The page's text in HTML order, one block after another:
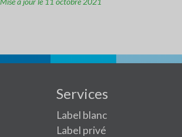
Services
Label blanc
Label privé